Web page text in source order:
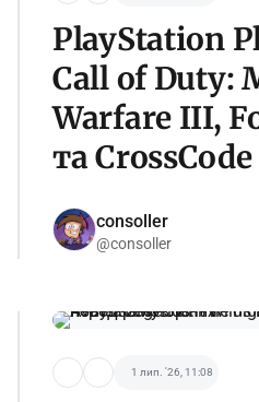
PlayStation
Call of Duty:
Warfare III,
та CrossCode
consoller
@consoller
1 лип. '26, 11:08